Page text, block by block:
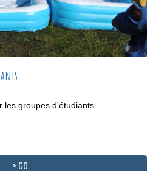
les groupes d'étudiants.
> GO